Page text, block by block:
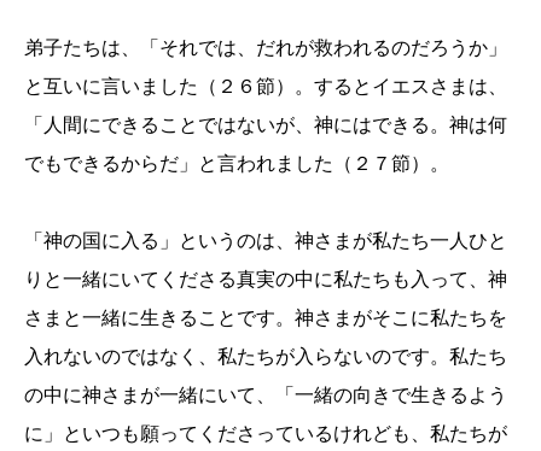
弟子たちは、「それでは、だれが救われるのだろうか」
と互いに言いました（２６節）。するとイエスさまは、
「人間にできることではないが、神にはできる。神は何
でもできるからだ」と言われました（２７節）。
「神の国に入る」というのは、神さまが私たち一人ひと
りと一緒にいてくださる真実の中に私たちも入って、神
さまと一緒に生きることです。神さまがそこに私たちを
入れないのではなく、私たちが入らないのです。私たち
の中に神さまが一緒にいて、「一緒の向きで生きるよう
に」といつも願ってくださっているけれども、私たちが